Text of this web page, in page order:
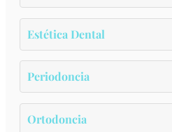
Estética Dental
Periodoncia
Ortodoncia